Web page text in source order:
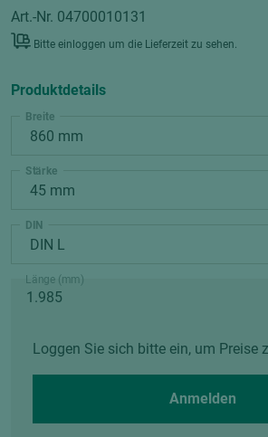
Art.-Nr. 04700010131
Bitte einloggen um die Lieferzeit zu sehen.
Produktdetails
Breite
Stärke
DIN
Länge (mm)
Loggen Sie sich bitte ein, um Preise
Anmelden